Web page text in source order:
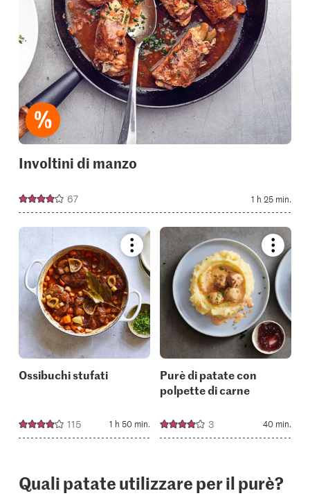
Involtini di manzo
67 1 h 25 min.
Bookmark
recipe
or
add
it
your
collections.
Ossibuchi stufati
115 1 h 50 min.
recipe
or
add
it
to
your
Purè di patate con
polpette di carne
3 40 min.
Quali patate utilizzare per il purè?